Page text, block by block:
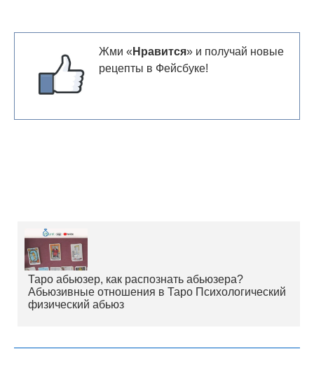
Жми « Нравится» и получай новые
рецепты в Фейсбуке!
Таро абьюзер, как распознать абьюзера?
Абьюзивные отношения в Таро Психологический
физический абьюз